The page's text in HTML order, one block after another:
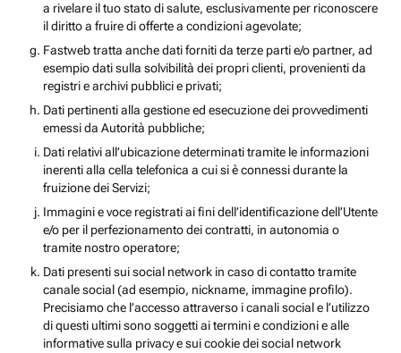
a rivelare il tuo stato di salute, esclusivamente per riconoscere
il diritto a fruire di offerte a condizioni agevolate;
Fastweb tratta anche dati forniti da terze parti e/o partner, ad
esempio dati sulla solvibilità dei propri clienti, provenienti da
registri e archivi pubblici e privati;
Dati pertinenti alla gestione ed esecuzione dei provvedimenti
emessi da Autorità pubbliche;
Dati relativi all’ubicazione determinati tramite le informazioni
inerenti alla cella telefonica a cui si è connessi durante la
fruizione dei Servizi;
Immagini e voce registrati ai fini dell’identificazione dell’Utente
e/o per il perfezionamento dei contratti, in autonomia o
tramite nostro operatore;
Dati presenti sui social network in caso di contatto tramite
canale social (ad esempio, nickname, immagine profilo).
Precisiamo che l’accesso attraverso i canali social e l’utilizzo
di questi ultimi sono soggetti ai termini e condizioni e alle
informative sulla privacy e sui cookie dei social network